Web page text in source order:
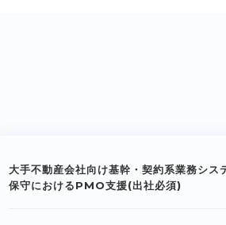
大手不動産会社向け基幹・契約系業務シス
保守におけるPMO支援(出社必須)